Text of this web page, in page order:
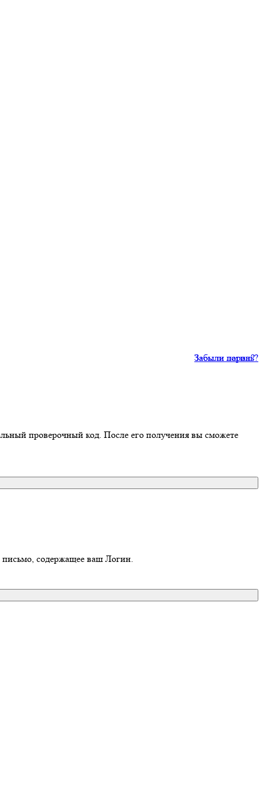
Забыли пароль?
Забыли логин?
проверочный код. После его получения вы сможете
письмо, содержащее ваш Логин.